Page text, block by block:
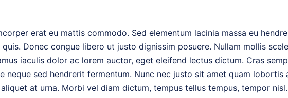
erat eu mattis commodo. Sed elementum lacinia massa eu
Donec congue libero ut justo dignissim posuere. Nullam mollis
iaculis dolor ac lorem auctor, eget eleifend lectus dictum. Cras
neque sed hendrerit fermentum. Nunc nec justo sit amet quam
at urna. Morbi vel diam dictum, tempus tellus tempus, tempor